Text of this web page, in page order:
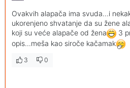
Ovakvih alapača ima svuda...i
ukorenjeno shvatanje da su žene
koji su veće alapače od žena
3
opis...meša kao siroče kačamak
3 0